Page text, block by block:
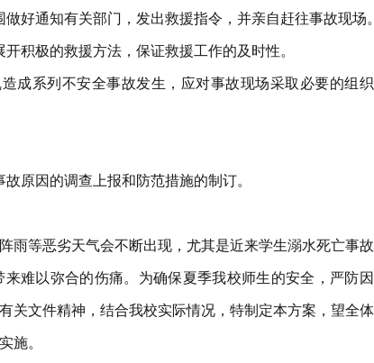
好通知有关部门，发出救援指令，并亲自赶往事故现场。
积极的救援方法，保证救援工作的及时性。
成系列不安全事故发生，应对事故现场采取必要的组
原因的调查上报和防范措施的制订。
雨等恶劣天气会不断出现，尤其是近来学生溺水死亡事
难以弥合的伤痛。为确保夏季我校师生的安全，严防
关文件精神，结合我校实际情况，特制定本方案，望全
施。